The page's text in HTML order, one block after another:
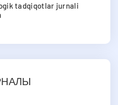
tadqiqotlar jurnali